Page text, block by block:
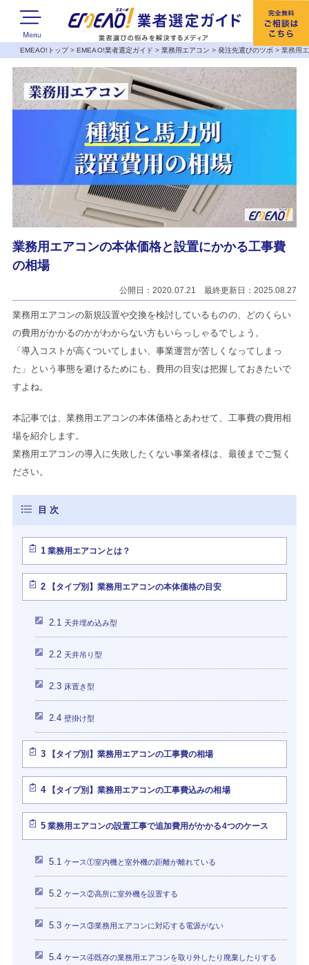
EMEAO!トップ>EMEAO!業者選定ガイド > 業務用エアコン >発注先選びのツボ >業務用
業務用エアコンの本体価格と設置にかかる工事費
の相場
公開日：2020.07.21 最終更新日：2025.08.27
業務用エアコンの新規設置や交換を検討しているものの、どのくらい
の費用がかかるのかがわからない方もいらっしゃるでしょう。
「導入コストが高くついてしまい、事業運営が苦しくなってしまっ
た」という事態を避けるためにも、費用の目安は把握しておきたいで
すよね。
本記事では、業務用エアコンの本体価格とあわせて、工事費の費用相
場を紹介します。
業務用エアコンの導入に失敗したくない事業者様は、最後までご覧く
ださい。
1業務用エアコンとは？
2【タイプ別】業務用エアコンの本体価格の目安
2.1 天井埋め込み型
2.2 天井吊り型
2.3 床置き型
2.4 壁掛け型
3【タイプ別】業務用エアコンの工事費の相場
4【タイプ別】業務用エアコンの工事費込みの相場
5業務用エアコンの設置工事で追加費用がかかる4つのケース
5.1 ケース①室内機と室外機の距離が離れている
5.2 ケース②高所に室外機を設置する
5.3 ケース③業務用エアコンに対応する電源がない
5.4 ケース④既存の業務用エアコンを取り外したり廃棄したりする